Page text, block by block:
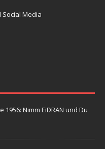
Media
1956: Nimm EiDRAN und Du